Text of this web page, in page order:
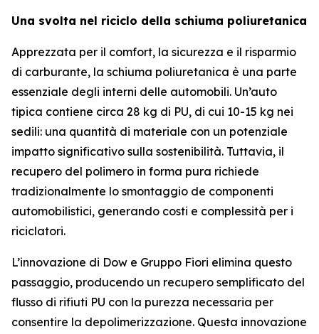
Una svolta nel riciclo della schiuma poliuretanica
Apprezzata per il comfort, la sicurezza e il risparmio
di carburante, la schiuma poliuretanica è una parte
essenziale degli interni delle automobili. Un’auto
tipica contiene circa 28 kg di PU, di cui 10-15 kg nei
sedili: una quantità di materiale con un potenziale
impatto significativo sulla sostenibilità. Tuttavia, il
recupero del polimero in forma pura richiede
tradizionalmente lo smontaggio de componenti
automobilistici, generando costi e complessità per i
riciclatori.
L’innovazione di Dow e Gruppo Fiori elimina questo
passaggio, producendo un recupero semplificato del
flusso di rifiuti PU con la purezza necessaria per
consentire la depolimerizzazione. Questa innovazione